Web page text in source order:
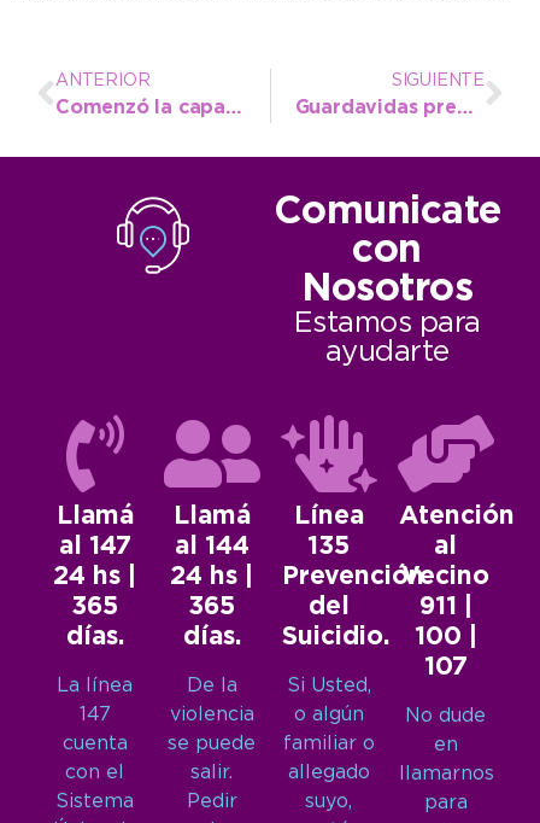
ANTERIOR
Comenzó la capacitación a comercios e industrias sobre inteligencia artificial generativa
SIGUIENTE
Guardavidas preparan operativo de prevención para el recital de La Renga
Comunicate
con
Nosotros
Estamos para
ayudarte
Llamá
al 147
24 hs |
365
días.
La línea
147
cuenta
con el
Sistema
Llamá
al 144
24 hs |
365
días.
De la
violencia
se puede
salir.
Pedir
Línea
135
Prevención
del
Suicidio.
Si Usted,
o algún
familiar o
allegado
suyo,
Atención
al
Vecino
911 |
100 |
107
No dude
en
llamarnos
para